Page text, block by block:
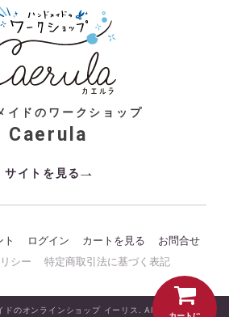
カートに
イドのワークショップ
Caerula
サイトを見る
ト ログイン カートを見る
お問合せ
シー
特定商取引法に基づく表記
のオンラインショップ イーリス. All Rights